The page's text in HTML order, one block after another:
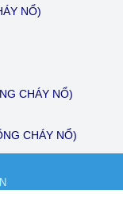
NỔ)
CHÁY NỔ)
CHÁY NỔ)